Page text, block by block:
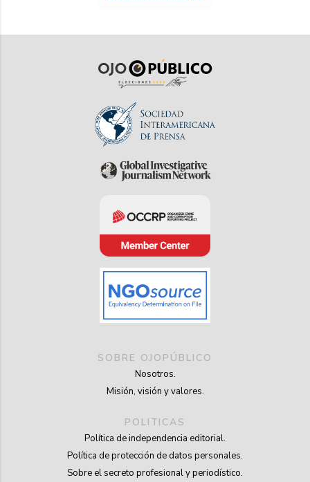
SOBRE OJOPÚBLICO
Nosotros.
Misión, visión y valores.
POLITICAS
Política de independencia editorial.
Política de protección de datos personales.
Sobre el secreto profesional y periodístico.